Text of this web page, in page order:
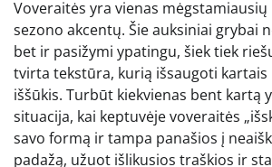
Voveraitės yra vienas
sezono akcentų. Šie auksiniai grybai
bet ir pasižymi ypatingu, šiek tiek
tvirta tekstūra, kurią išsaugoti kartais
iššūkis. Turbūt kiekvienas bent kartą
situacija, kai keptuvėje voveraitės
savo formą ir tampa panašios į
padažą, užuot išlikusios traškios ir